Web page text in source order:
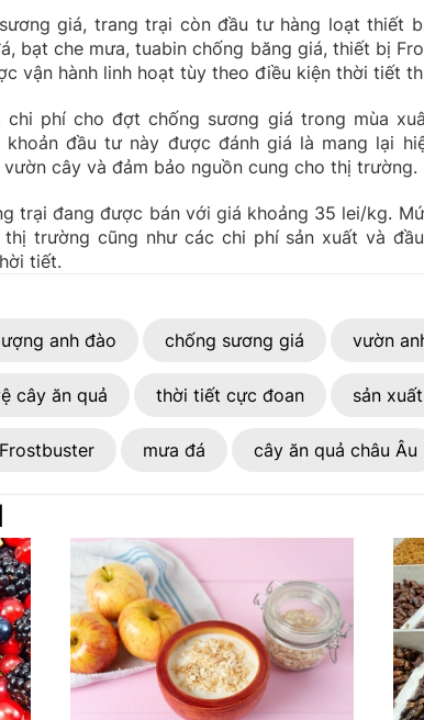
giá, trang trại còn đầu tư hàng loạt thiết
bạt che mưa, tuabin chống băng giá, thiết bị
vận hành linh hoạt tùy theo điều kiện thời tiết
chi phí cho đợt chống sương giá trong mùa
khoản đầu tư này được đánh giá là mang lại
cây và đảm bảo nguồn cung cho thị trường.
trại đang được bán với giá khoảng 35 lei/kg.
trường cũng như các chi phí sản xuất và
tiết.
anh đào chống sương giá vườn
cây ăn quả thời tiết cực đoan sản
Frostbuster mưa đá cây ăn quả châu Âu